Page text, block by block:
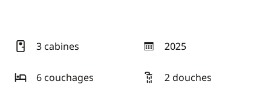
3 cabines 2025
année
6 couchages
2 douches